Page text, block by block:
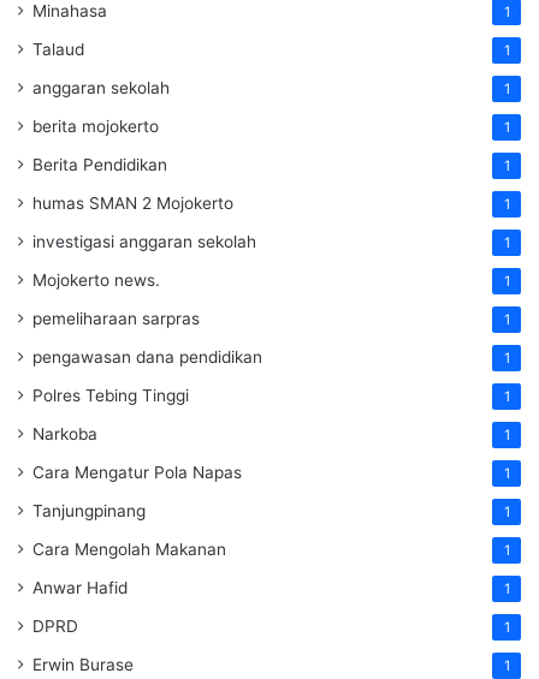
Minahasa 1
Talaud 1
anggaran sekolah 1
berita mojokerto 1
Berita Pendidikan 1
humas SMAN 2 Mojokerto 1
investigasi anggaran sekolah 1
Mojokerto news. 1
pemeliharaan sarpras 1
pengawasan dana pendidikan 1
Polres Tebing Tinggi 1
Narkoba 1
Cara Mengatur Pola Napas 1
Tanjungpinang 1
Cara Mengolah Makanan 1
Anwar Hafid 1
DPRD 1
Erwin Burase 1